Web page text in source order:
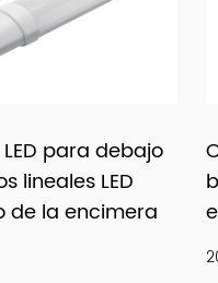
vintage y
lograr una